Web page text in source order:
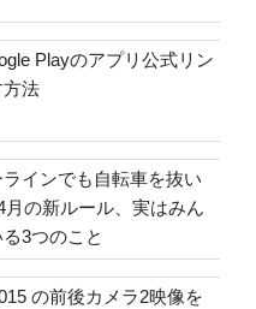
Playのアプリ公式リン
方法
インでも自転車を抜い
月の新ルール、実はみん
3つのこと
の前後カメラ2映像を